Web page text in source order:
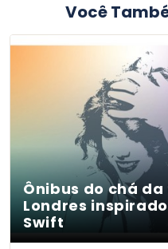
Você
Ônibus do chá
Londres
Swift